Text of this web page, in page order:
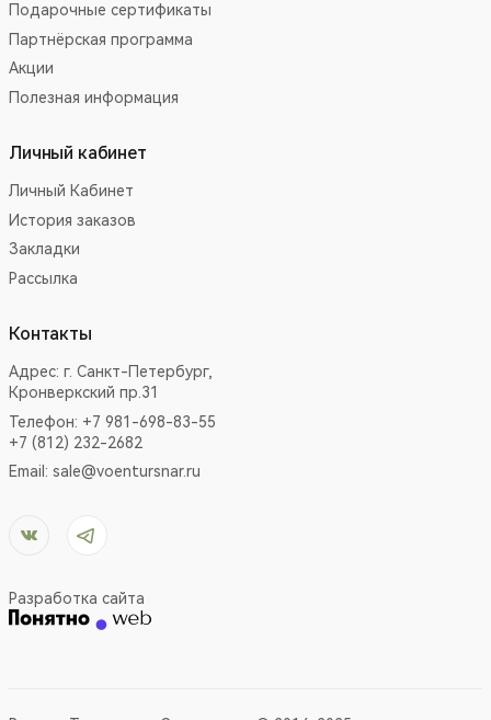
Подарочные сертификаты
Партнёрская программа
Акции
Полезная информация
Личный кабинет
Личный Кабинет
История заказов
Закладки
Рассылка
Контакты
Адрес: г. Санкт-Петербург,
Кронверкский пр.31
Телефон: +7 981-698-83-55
+7 (812) 232-2682
Email: sale@voentursnar.ru
Разработка сайта